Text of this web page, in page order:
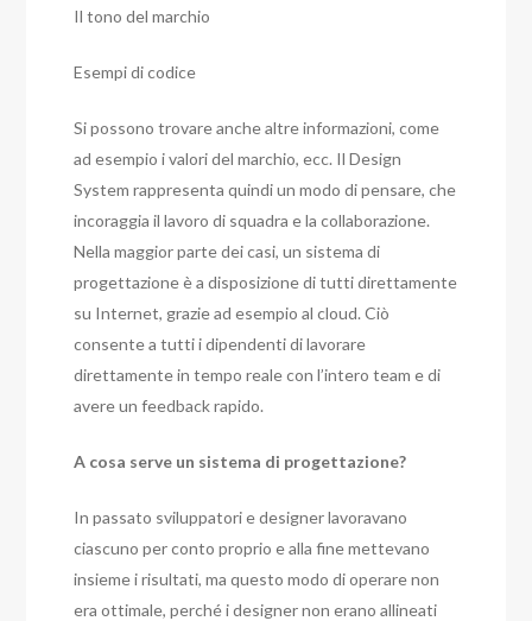
Il tono del marchio
Esempi di codice
Si possono trovare anche altre informazioni, come
ad esempio i valori del marchio, ecc. Il Design
System rappresenta quindi un modo di pensare, che
incoraggia il lavoro di squadra e la collaborazione.
Nella maggior parte dei casi, un sistema di
progettazione è a disposizione di tutti direttamente
su Internet, grazie ad esempio al cloud. Ciò
consente a tutti i dipendenti di lavorare
direttamente in tempo reale con l’intero team e di
avere un feedback rapido.
A cosa serve un sistema di progettazione?
In passato sviluppatori e designer lavoravano
ciascuno per conto proprio e alla fine mettevano
insieme i risultati, ma questo modo di operare non
era ottimale, perché i designer non erano allineati